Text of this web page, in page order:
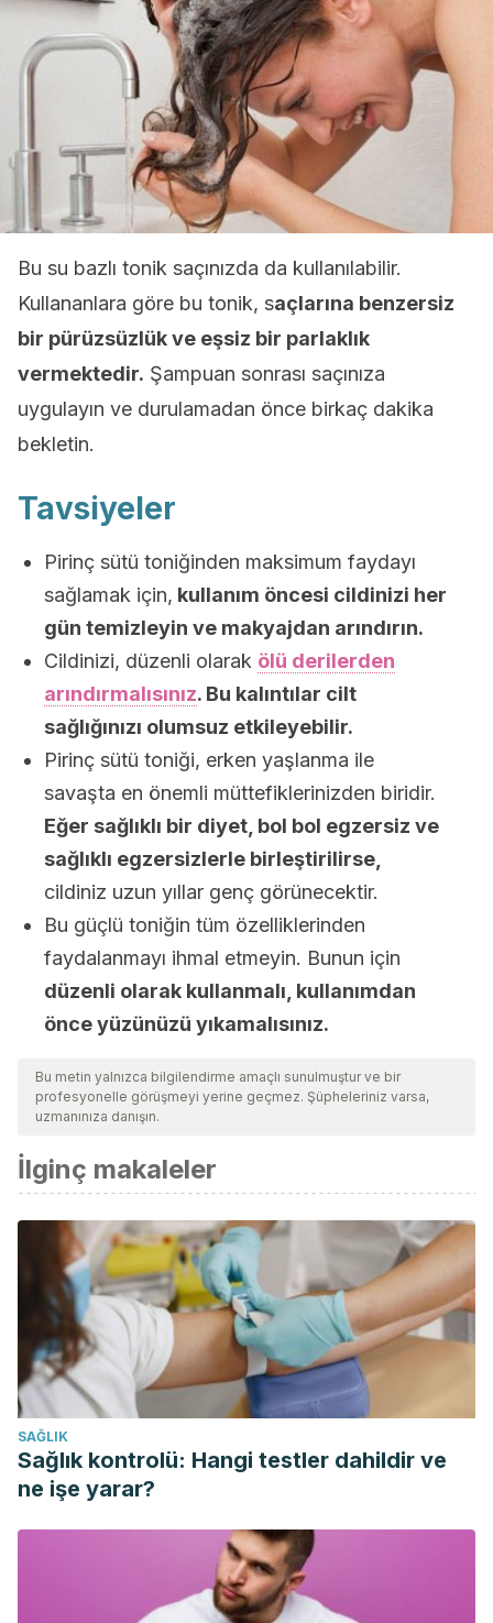
Bu su bazlı tonik saçınızda da kullanılabilir.
Kullananlara göre bu tonik, saçlarına benzersiz
bir pürüzsüzlük ve eşsiz bir parlaklık
vermektedir. Şampuan sonrası saçınıza
uygulayın ve durulamadan önce birkaç dakika
bekletin.
Tavsiyeler
Pirinç sütü toniğinden maksimum faydayı
sağlamak için, kullanım öncesi cildinizi her
gün temizleyin ve makyajdan arındırın.
Cildinizi, düzenli olarak ölü derilerden
arındırmalısınız. Bu kalıntılar cilt
sağlığınızı olumsuz etkileyebilir.
Pirinç sütü toniği, erken yaşlanma ile
savaşta en önemli müttefiklerinizden biridir.
Eğer sağlıklı bir diyet, bol bol egzersiz ve
sağlıklı egzersizlerle birleştirilirse,
cildiniz uzun yıllar genç görünecektir.
Bu güçlü toniğin tüm özelliklerinden
faydalanmayı ihmal etmeyin. Bunun için
düzenli olarak kullanmalı, kullanımdan
önce yüzünüzü yıkamalısınız.
Bu metin yalnızca bilgilendirme amaçlı sunulmuştur ve bir
profesyonelle görüşmeyi yerine geçmez. Şüpheleriniz varsa,
uzmanınıza danışın.
İlginç makaleler
SAĞLIK
Sağlık kontrolü: Hangi testler dahildir ve
ne işe yarar?